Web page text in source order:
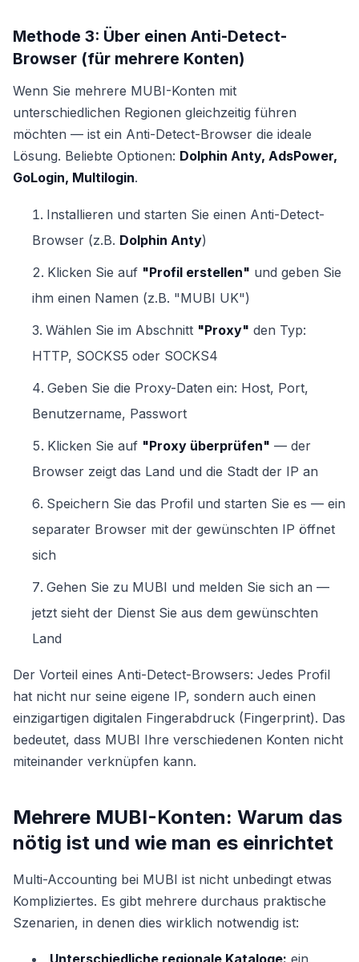
Methode 3: Über einen Anti-Detect-
Browser (für mehrere Konten)
Wenn Sie mehrere MUBI-Konten mit
unterschiedlichen Regionen gleichzeitig führen
möchten — ist ein Anti-Detect-Browser die ideale
Lösung. Beliebte Optionen: Dolphin Anty, AdsPower,
GoLogin, Multilogin.
Installieren und starten Sie einen Anti-Detect-
Browser (z.B. Dolphin Anty)
Klicken Sie auf "Profil erstellen" und geben Sie
ihm einen Namen (z.B. "MUBI UK")
Wählen Sie im Abschnitt "Proxy" den Typ:
HTTP, SOCKS5 oder SOCKS4
Geben Sie die Proxy-Daten ein: Host, Port,
Benutzername, Passwort
Klicken Sie auf "Proxy überprüfen" — der
Browser zeigt das Land und die Stadt der IP an
Speichern Sie das Profil und starten Sie es — ein
separater Browser mit der gewünschten IP öffnet
sich
Gehen Sie zu MUBI und melden Sie sich an —
jetzt sieht der Dienst Sie aus dem gewünschten
Land
Der Vorteil eines Anti-Detect-Browsers: Jedes Profil
hat nicht nur seine eigene IP, sondern auch einen
einzigartigen digitalen Fingerabdruck (Fingerprint). Das
bedeutet, dass MUBI Ihre verschiedenen Konten nicht
miteinander verknüpfen kann.
Mehrere MUBI-Konten: Warum das
nötig ist und wie man es einrichtet
Multi-Accounting bei MUBI ist nicht unbedingt etwas
Kompliziertes. Es gibt mehrere durchaus praktische
Szenarien, in denen dies wirklich notwendig ist:
Unterschiedliche regionale Kataloge: ein